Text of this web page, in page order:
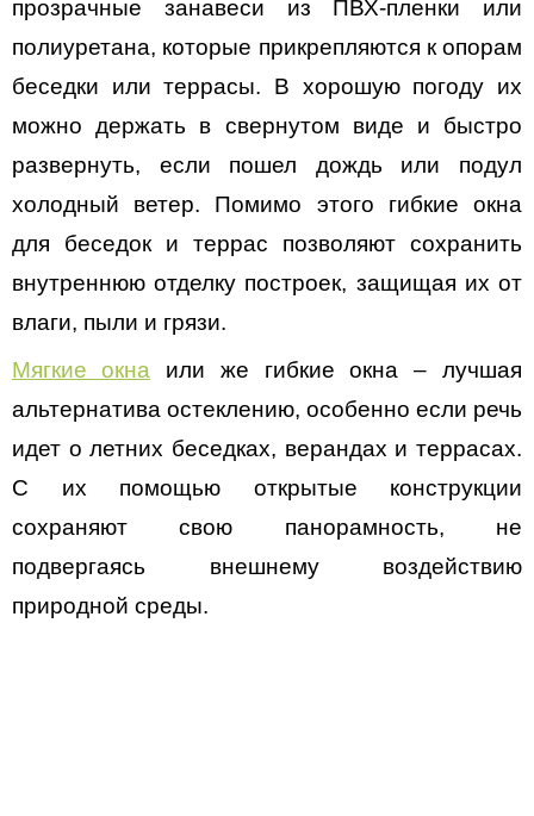
прозрачные занавеси из ПВХ-пленки или
полиуретана, которые прикрепляются к опорам
беседки или террасы. В хорошую погоду их
можно держать в свернутом виде и быстро
развернуть, если пошел дождь или подул
холодный ветер. Помимо этого гибкие окна
для беседок и террас позволяют сохранить
внутреннюю отделку построек, защищая их от
влаги, пыли и грязи.
Мягкие окна или же гибкие окна – лучшая
альтернатива остеклению, особенно если речь
идет о летних беседках, верандах и террасах.
С их помощью открытые конструкции
сохраняют свою панорамность, не
подвергаясь внешнему воздействию
природной среды.